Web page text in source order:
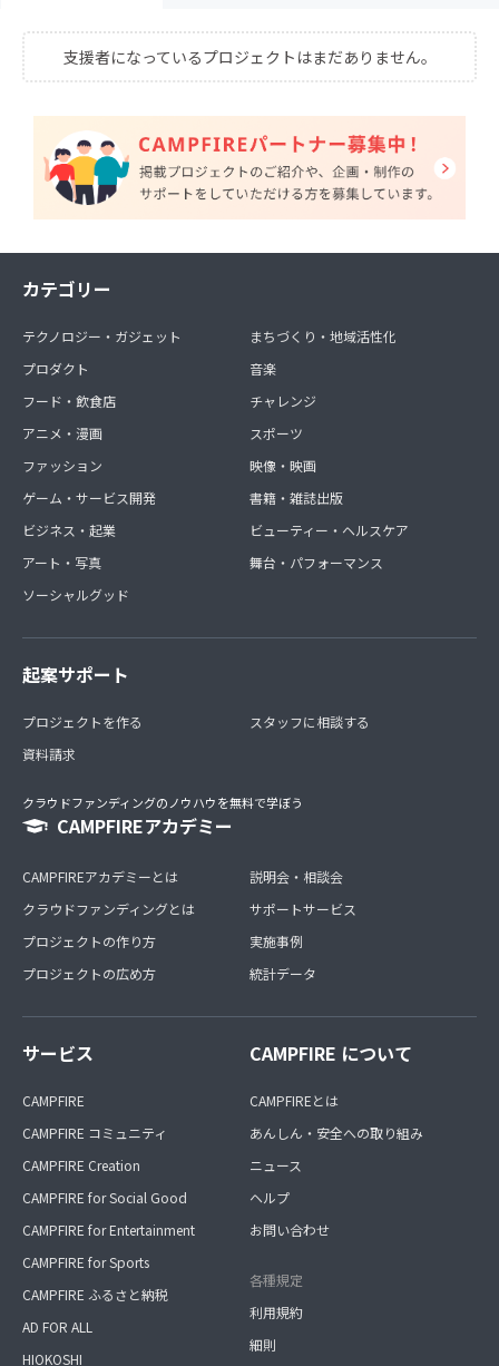
支援者になっているプロジェクトはまだありません。
カテゴリー
テクノロジー・ガジェット
プロダクト
フード・飲食店
アニメ・漫画
ファッション
ゲーム・サービス開発
ビジネス・起業
アート・写真
ソーシャルグッド
まちづくり・地域活性化
音楽
チャレンジ
スポーツ
映像・映画
書籍・雑誌出版
ビューティー・ヘルスケア
舞台・パフォーマンス
起案サポート
プロジェクトを作る
資料請求
スタッフに相談する
クラウドファンディングのノウハウを無料で学ぼう
CAMPFIREアカデミー
CAMPFIREアカデミーとは
クラウドファンディングとは
プロジェクトの作り方
プロジェクトの広め方
説明会・相談会
サポートサービス
実施事例
統計データ
サービス
CAMPFIRE
CAMPFIRE コミュニティ
CAMPFIRE Creation
CAMPFIRE for Social Good
CAMPFIRE for Entertainment
CAMPFIRE for Sports
CAMPFIRE ふるさと納税
AD FOR ALL
HIOKOSHI
CAMPFIRE について
CAMPFIREとは
あんしん・安全への取り組み
ニュース
ヘルプ
お問い合わせ
各種規定
利用規約
細則